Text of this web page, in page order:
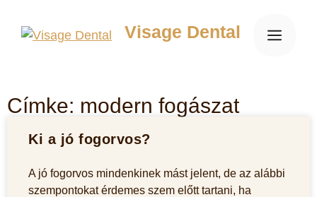
Visage Dental
Címke: modern fogászat
Ki a jó fogorvos?
A jó fogorvos mindenkinek mást jelent, de az alábbi
szempontokat érdemes szem előtt tartani, ha